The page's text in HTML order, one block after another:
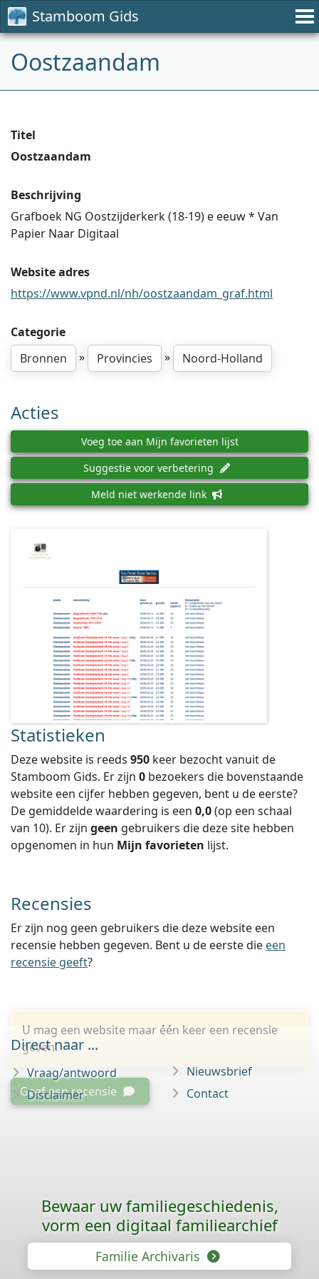
Stamboom Gids
Oostzaandam
Titel
Oostzaandam
Beschrijving
Grafboek NG Oostzijderkerk (18-19) e eeuw * Van
Papier Naar Digitaal
Website adres
https://www.vpnd.nl/nh/oostzaandam_graf.html
Categorie
Bronnen
» Provincies » Noord-Holland
Acties
Voeg toe aan Mijn favorieten lijst
Suggestie voor verbetering
Meld niet werkende link
Statistieken
Deze website is reeds 950 keer bezocht vanuit de
Stamboom Gids. Er zijn 0 bezoekers die bovenstaande
website een cijfer hebben gegeven, bent u de eerste?
De gemiddelde waardering is een 0,0(op een schaal
van 10). Er zijn geen gebruikers die deze site hebben
opgenomen in hun Mijn favorieten lijst.
Recensies
Er zijn nog geen gebruikers die deze website een
recensie hebben gegeven. Bent u de eerste die een
recensie geeft?
U mag een website maar één keer een recensie
geven.
Geef een recensie
Direct naar ...
Vraag/antwoord
Disclaimer
Nieuwsbrief
Contact
Bewaar uw familie­geschiedenis,
vorm een digitaal familiearchief
Familie Archivaris